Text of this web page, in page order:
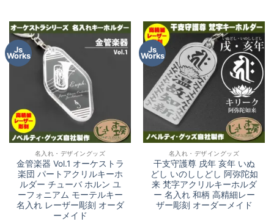
Js
Works
名入れ・デザイングッズ
金管楽器 Vol.1 オーケストラ
楽団 パートアクリルキーホ
ルダー チューバ ホルン ユ
ーフォニアム モーテルキー
名入れ レーザー彫刻 オーダ
ーメイド
Js
Works
名入れ・デザイングッズ
干支守護尊 戌年 亥年 いぬ
どし いのししどし 阿弥陀如
来 梵字アクリルキーホルダ
ー 名入れ 和柄 高精細レー
ザー彫刻 オーダーメイド